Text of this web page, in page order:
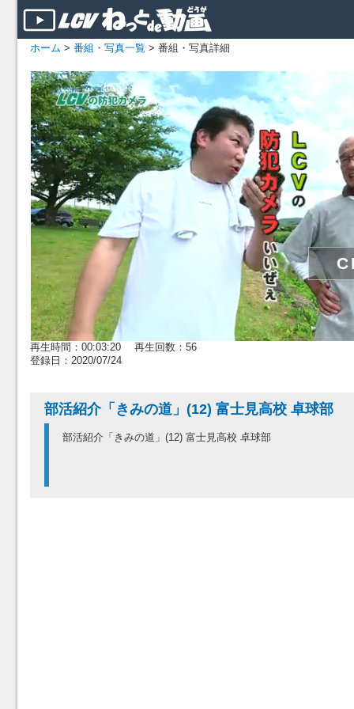
ホーム > 番組・写真一覧 > 番組・写真詳細
再生時間：00:03:20 再生回数：56
登録日：2020/07/24
部活紹介「きみの道」(12) 富士見高校 卓球部
部活紹介「きみの道」(12) 富士見高校 卓球部